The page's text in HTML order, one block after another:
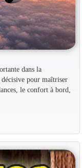
dans la
pour maîtriser
le confort à bord,